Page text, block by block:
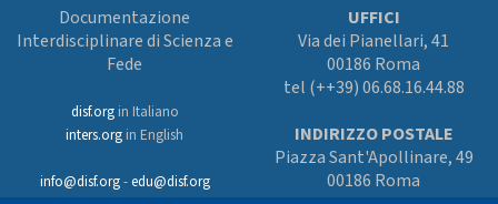
Documentazione
Interdisciplinare di Scienza e
Fede
disf.orgin Italiano
inters.org in English
info@disf.org-edu@disf.org
UFFICI
Via dei Pianellari, 41
00186 Roma
tel (++39) 06.68.16.44.88
INDIRIZZO POSTALE
Piazza Sant'Apollinare, 49
00186 Roma